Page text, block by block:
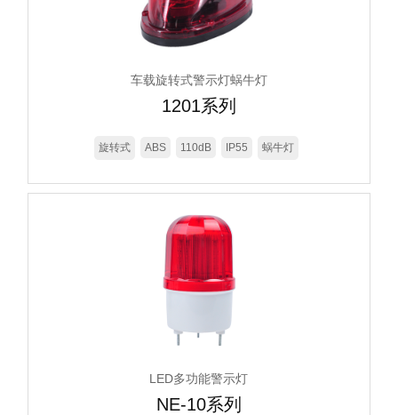
车载旋转式警示灯蜗牛灯
1201系列
旋转式 ABS 110dB IP55 蜗牛灯
LED多功能警示灯
NE-10系列